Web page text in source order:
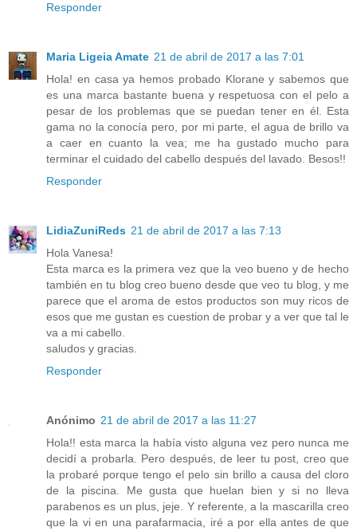
Responder
Maria Ligeia Amate 21 de abril de 2017 a las 7:01
Hola! en casa ya hemos probado Klorane y sabemos que
es una marca bastante buena y respetuosa con el pelo a
pesar de los problemas que se puedan tener en él. Esta
gama no la conocía pero, por mi parte, el agua de brillo va
a caer en cuanto la vea; me ha gustado mucho para
terminar el cuidado del cabello después del lavado. Besos!!
Responder
LidiaZuniReds 21 de abril de 2017 a las 7:13
Hola Vanesa!
Esta marca es la primera vez que la veo bueno y de hecho
también en tu blog creo bueno desde que veo tu blog, y me
parece que el aroma de estos productos son muy ricos de
esos que me gustan es cuestion de probar y a ver que tal le
va a mi cabello.
saludos y gracias.
Responder
Anónimo 21 de abril de 2017 a las 11:27
Hola!! esta marca la había visto alguna vez pero nunca me
decidí a probarla. Pero después, de leer tu post, creo que
la probaré porque tengo el pelo sin brillo a causa del cloro
de la piscina. Me gusta que huelan bien y si no lleva
parabenos es un plus, jeje. Y referente, a la mascarilla creo
que la vi en una parafarmacia, iré a por ella antes de que